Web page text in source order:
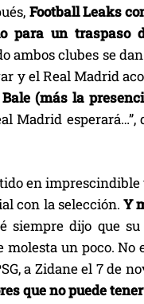
Football Leaks
un traspaso
ambos clubes se
y el Real Madrid
(más la
Madrid
en
con la selección. Y
siempre dijo que
molesta un poco.
a Zidane el 7 de
que no puede